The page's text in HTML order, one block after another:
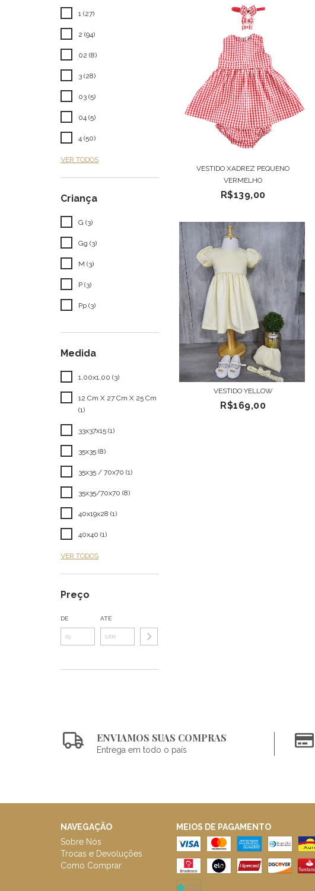
1 (27)
2 (94)
02 (8)
3 (28)
03 (5)
04 (5)
4 (50)
VER TODOS
Criança
G (3)
Gg (3)
M (3)
P (3)
Pp (3)
Medida
1,00x1,00 (3)
12 Cm X 27 Cm X 25 Cm
(1)
33x37x15 (1)
35x35 (8)
35x35 / 70x70 (1)
35x35/70x70 (8)
40x19x28 (1)
40x40 (1)
VER TODOS
Preço
DE ATÉ
VESTIDO XADREZ PEQUENO
VERMELHO
R$139,00
VESTIDO YELLOW
R$169,00
ENVIAMOS SUAS COMPRAS
Entrega em todo o país
NAVEGAÇÃO
Sobre Nós
Trocas e Devoluções
Como Comprar
MEIOS DE PAGAMENTO